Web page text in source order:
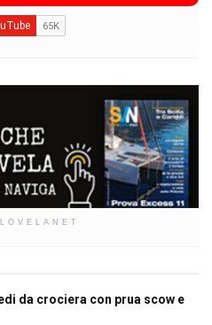
da crociera con prua scow e